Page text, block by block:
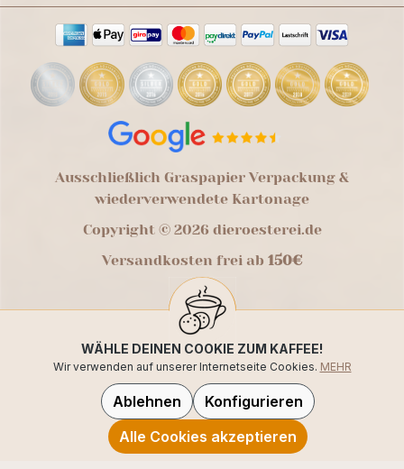
Ausschließlich Graspapier Verpackung &
wiederverwendete Kartonage
Copyright © 2026 dieroesterei.de
Versandkosten frei ab 150€
WÄHLE DEINEN COOKIE ZUM KAFFEE!
Wir verwenden auf unserer Internetseite Cookies. MEHR
Ablehnen
Konfigurieren
Alle Cookies akzeptieren